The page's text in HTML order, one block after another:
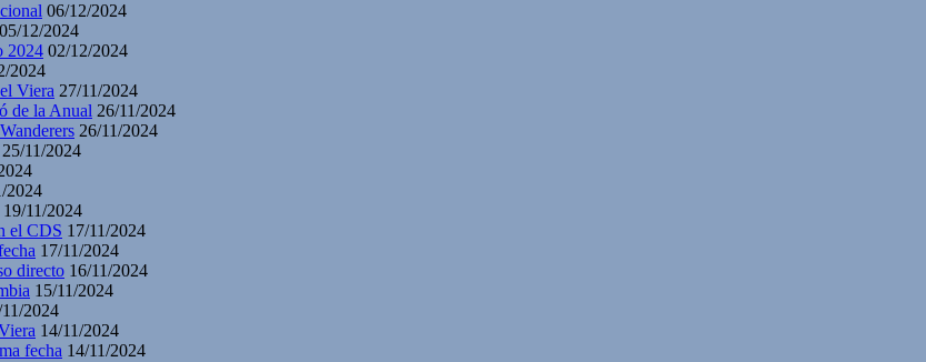
06/12/2024
05/12/2024
2024 02/12/2024
2024
Viera 27/11/2024
de la Anual 26/11/2024
26/11/2024
25/11/2024
2024
19/11/2024
el CDS 17/11/2024
17/11/2024
directo 16/11/2024
15/11/2024
2024
14/11/2024
fecha 14/11/2024